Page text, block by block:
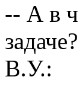
-- А в
задаче?
В.У.: